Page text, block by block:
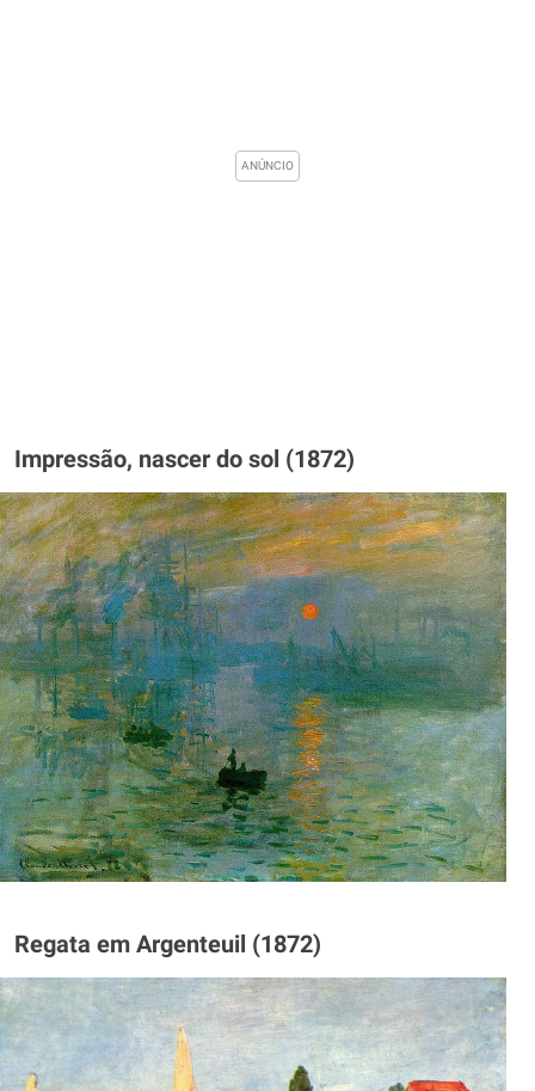
Impressão, nascer do sol (1872)
Regata em Argenteuil (1872)